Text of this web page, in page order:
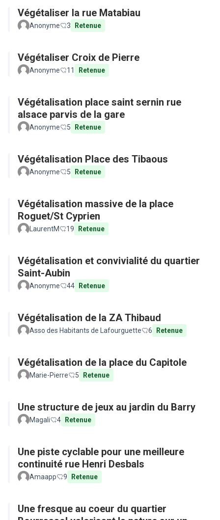
Végétaliser la rue Matabiau
Anonyme 3 Retenue
Végétaliser Croix de Pierre
Anonyme 11 Retenue
Végétalisation place saint sernin rue
alsace parvis de la gare
Anonyme 5 Retenue
Végétalisation Place des Tibaous
Anonyme 5 Retenue
Végétalisation massive de la place
Roguet/St Cyprien
LaurentM 19 Retenue
Végétalisation et convivialité du quartier
Saint-Aubin
Anonyme 44 Retenue
Végétalisation de la ZA Thibaud
Asso des Habitants de Lafourguette 6 Retenue
Végétalisation de la place du Capitole
Marie-Pierre 5 Retenue
Une structure de jeux au jardin du Barry
Magali 4 Retenue
Une piste cyclable pour une meilleure
continuité rue Henri Desbals
Amaapp 9 Retenue
Une fresque au coeur du quartier